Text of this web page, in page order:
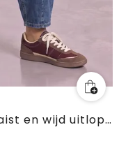
Jeans met High Waist en wijd uitlopende pijpen in een Loose Fit pasvorm